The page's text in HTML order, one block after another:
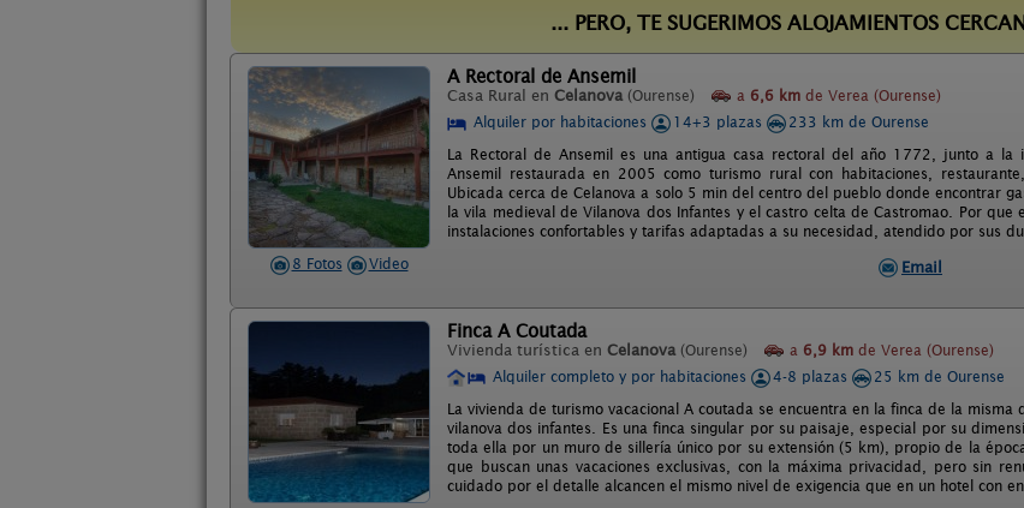
... PERO, TE SUGERIMOS ALOJAMIENTOS
8 Fotos Video
A Rectoral de Ansemil
Casa Rural en Celanova (Ourense) a 6,6 km de Verea (Ourense)
Alquiler por habitaciones
14+3 plazas
233 km de Ourense
La Rectoral de Ansemil es una antigua casa rectoral del año 1772, junto a la
Ansemil restaurada en 2005 como turismo rural con habitaciones,
Ubicada cerca de Celanova a solo 5 min del centro del pueblo donde encontrar
la vila medieval de Vilanova dos Infantes y el castro celta de Castromao. Por
instalaciones confortables y tarifas adaptadas a su necesidad, atendido por sus
Email
Finca A Coutada
Vivienda turística en Celanova (Ourense) a 6,9 km de Verea (Ourense)
Alquiler completo y por habitaciones
4-8 plazas
25 km de Ourense
La vivienda de turismo vacacional A coutada se encuentra en la finca de la
vilanova dos infantes. Es una finca singular por su paisaje, especial por su
toda ella por un muro de sillería único por su extensión (5 km), propio de la
que buscan unas vacaciones exclusivas, con la máxima privacidad, pero sin
cuidado por el detalle alcancen el mismo nivel de exigencia que en un hotel con